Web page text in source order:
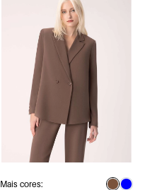
Mais cores: